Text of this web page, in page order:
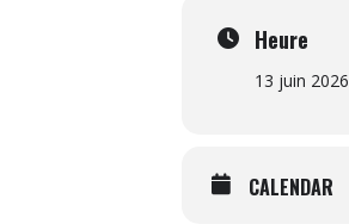
Heure
13 juin 2026
CALENDAR